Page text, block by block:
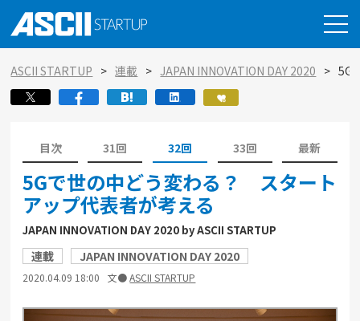
ASCII STARTUP 連載 JAPAN INNOVATION DAY 2020 5G
目次 31回 32回 33回 最新
5Gで世の中どう変わる？ スタート
アップ代表者が考える
JAPAN INNOVATION DAY 2020 by ASCII STARTUP
連載 JAPAN INNOVATION DAY 2020
2020.04.09 18:00 文●ASCII STARTUP